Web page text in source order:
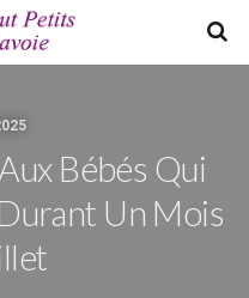
Bébés Qui
Un Mois